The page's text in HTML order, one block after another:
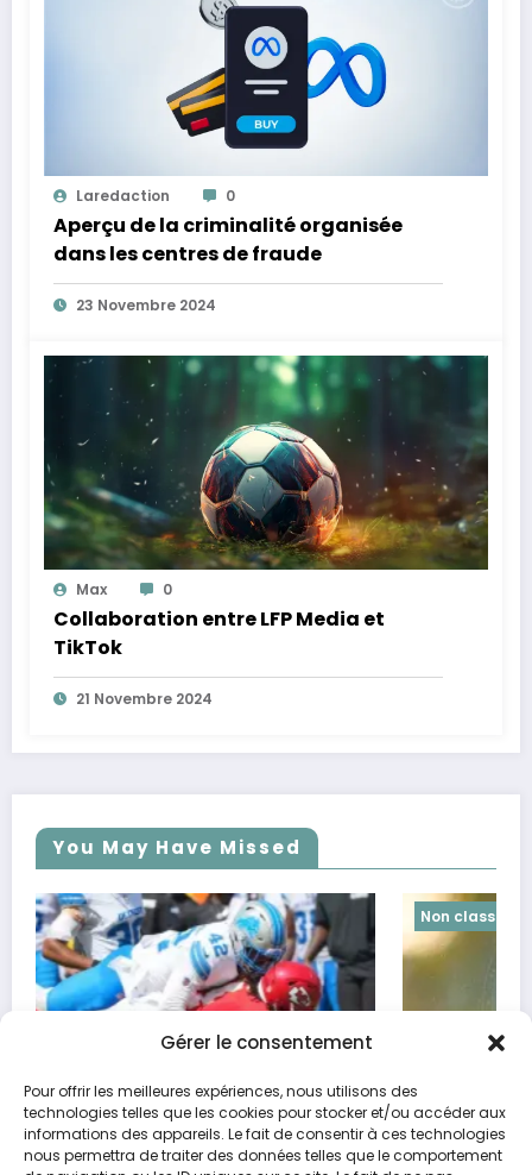
Gérer le consentement
Pour offrir les meilleures expériences, nous utilisons des
technologies telles que les cookies pour stocker et/ou accéder aux
informations des appareils. Le fait de consentir à ces technologies
nous permettra de traiter des données telles que le comportement
Laredaction 0
Aperçu de la criminalité organisée
dans les centres de fraude
23 Novembre 2024
Max 0
Collaboration entre LFP Media et
TikTok
21 Novembre 2024
You May Have Missed
Non classé
Opportunités financières d’octobre selon les